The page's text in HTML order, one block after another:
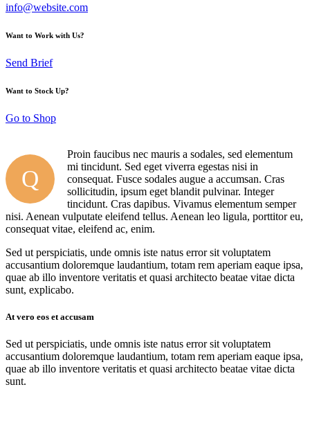
info@website.com
Want to Work with Us?
Send Brief
Want to Stock Up?
Go to Shop
Q
Proin faucibus nec mauris a sodales, sed elementum
mi tincidunt. Sed eget viverra egestas nisi in
consequat. Fusce sodales augue a accumsan. Cras
sollicitudin, ipsum eget blandit pulvinar. Integer
tincidunt. Cras dapibus. Vivamus elementum semper
nisi. Aenean vulputate eleifend tellus. Aenean leo ligula, porttitor eu,
consequat vitae, eleifend ac, enim.
Sed ut perspiciatis, unde omnis iste natus error sit voluptatem
accusantium doloremque laudantium, totam rem aperiam eaque ipsa,
quae ab illo inventore veritatis et quasi architecto beatae vitae dicta
sunt, explicabo.
At vero eos et accusam
Sed ut perspiciatis, unde omnis iste natus error sit voluptatem
accusantium doloremque laudantium, totam rem aperiam eaque ipsa,
quae ab illo inventore veritatis et quasi architecto beatae vitae dicta
sunt.